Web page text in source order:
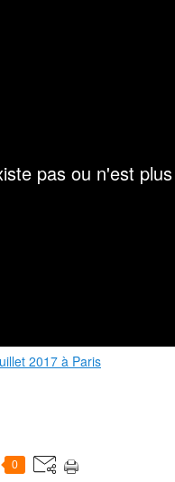
2017 à Paris
0